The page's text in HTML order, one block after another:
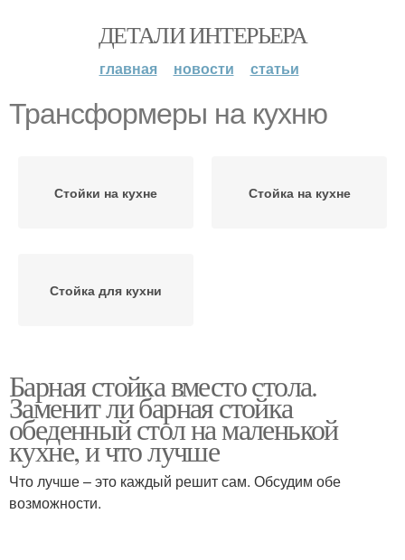
ДЕТАЛИ ИНТЕРЬЕРА
главная новости статьи
Трансформеры на кухню
Стойки на кухне Стойка на кухне
Стойка для кухни
Барная стойка вместо стола.
Заменит ли барная стойка
обеденный стол на маленькой
кухне, и что лучше
Что лучше – это каждый решит сам. Обсудим обе
возможности.